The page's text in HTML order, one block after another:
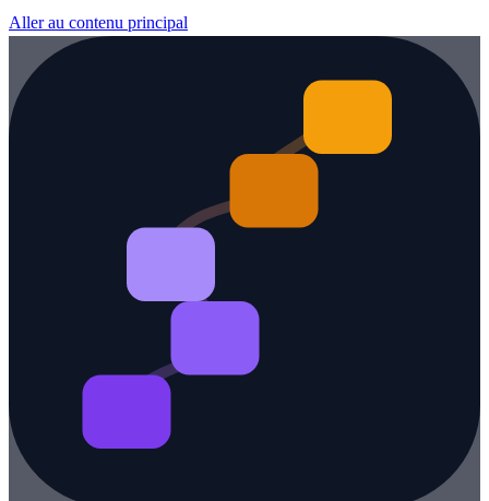
Aller au contenu principal